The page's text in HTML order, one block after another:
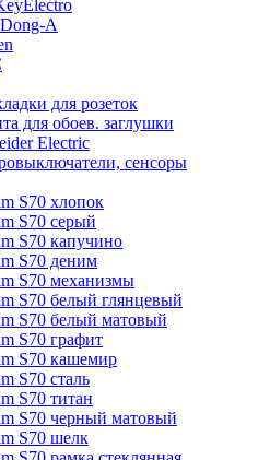
A
для розеток
для обоев. заглушки
Electric
сенсоры
S70 хлопок
S70 серый
S70 капучино
S70 деним
S70 механизмы
S70 белый глянцевый
S70 белый матовый
S70 графит
S70 кашемир
S70 сталь
S70 титан
S70 черный матовый
S70 шелк